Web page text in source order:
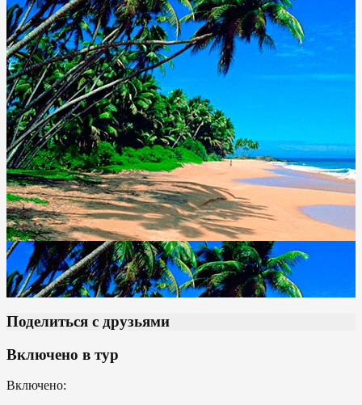
Поделиться с друзьями
Включено в тур
Включено: